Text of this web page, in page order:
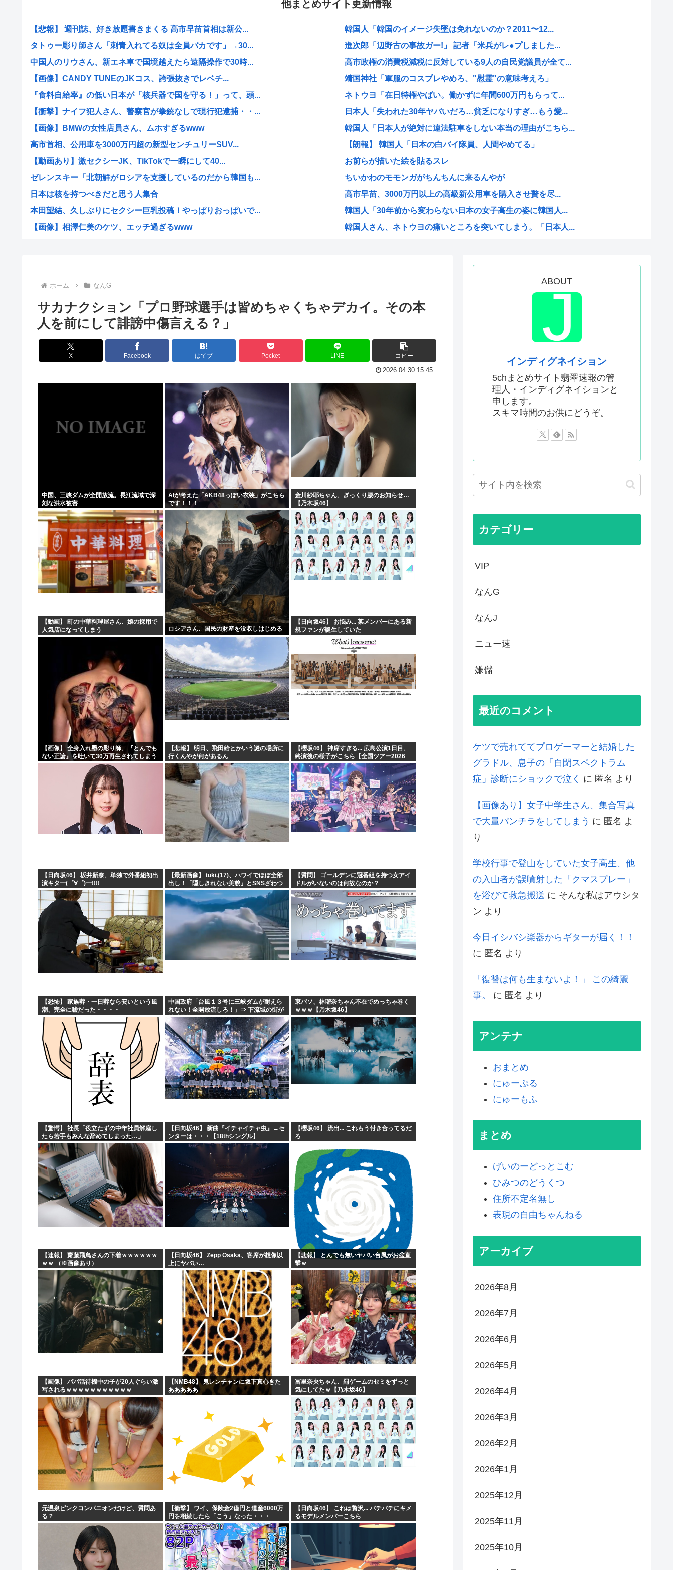
他まとめサイト更新情報
【悲報】 週刊誌、好き放題書きまくる 高市早苗首相は新公...
タトゥー彫り師さん「刺青入れてる奴は全員バカです」→30...
中国人のリウさん、新エネ車で国境越えたら遠隔操作で30時...
【画像】CANDY TUNEのJKコス、誇張抜きでレベチ...
『食料自給率』の低い日本が「核兵器で国を守る！」って、頭...
【衝撃】ナイフ犯人さん、警察官が拳銃なしで現行犯逮捕・・...
【画像】BMWの女性店員さん、ムホすぎるwww
高市首相、公用車を3000万円超の新型センチュリーSUV...
【動画あり】激セクシーJK、TikTokで一瞬にして40...
ゼレンスキー「北朝鮮がロシアを支援しているのだから韓国も...
日本は核を持つべきだと思う人集合
本田望結、久しぶりにセクシー巨乳投稿！やっぱりおっぱいで...
【画像】相澤仁美のケツ、エッチ過ぎるwww
【産経新聞主張】 佐渡金山 韓国は反日を持ち込むな
元ジャンポケ斉藤慎二被告のTikTokライブが拡散 求刑...
K-POPアイドルの約半数が3年後には姿を消す…損益分岐...
浜田雅功、超スパルタ高校時代 夏の思い出に共演者衝撃
ワイ「最近、嫁の夜間外出が増えてる…怪しい…興信所に調査...
【岡山】シャインマスカット200房（時価40万円相当）畑...
焼肉ライクで2170円食べ放題！今どき2170円の肉食べ...
タトゥー彫り師さん「刺青入れてる奴は全員バカです」→30...
【悲報】米農家「もう無理です…」。過去最大の在庫を抱える...
【悲報】大竹しのぶ、原爆の日に「絶対に戦争を放棄する国で...
韓国人「韓国のイメージ失墜は免れないのか？2011〜12...
進次郎「辺野古の事故ガー!」 記者「米兵がレ●プしました...
高市政権の消費税減税に反対している9人の自民党議員が全て...
靖国神社「軍服のコスプレやめろ、"慰霊"の意味考えろ」
ネトウヨ「在日特権やばい。働かずに年間600万円もらって...
日本人「失われた30年ヤバいだろ…貧乏になりすぎ…もう愛...
韓国人「日本人が絶対に違法駐車をしない本当の理由がこちら...
【朗報】 韓国人「日本の白バイ隊員、人間やめてる」
お前らが描いた絵を貼るスレ
ちいかわのモモンガがちんちんに来るんやが
高市早苗、3000万円以上の高級新公用車を購入させ贅を尽...
韓国人「30年前から変わらない日本の女子高生の姿に韓国人...
韓国人さん、ネトウヨの痛いところを突いてしまう。「日本人...
【衝撃】 韓国人「箱根駅伝、走りながら乾杯してた」
夏場のロリコンおま●こが蒸れ蒸れしててエッチなぷりきゅあ...
高市早苗、今日長崎で平和祈念式典に参列して被爆体験者と面...
ワールドトリガー、対A級戦闘試験開始から約1年経過
韓国人「日本の某全国チェーン店の商品写真が話題になってい...
バイデン前米大統領（83）死にそう 再選しなくてよかった...
「原爆はうそ」「放射線の被害はなかった」 信じる若者た...
プリキュア見てる奴らきもすぎんか？さすがに
韓国人「手術中に震度6強の地震、その時の日本の医療スタッ...
NARUTOを一巻から最後まで読んでみたけど、これ駄作じ...
ラジコンのキングタイガーでスズメバチの巣に突撃「ハチから...
ホーム なんG
サカナクション「プロ野球選手は皆めちゃくちゃデカイ。その本
人を前にして誹謗中傷言える？」
X Facebook はてブ Pocket LINE コピー
2026.04.30 15:45
中国、三峡ダムが全開放流。長江流域で深
刻な洪水被害
AIが考えた「AKB48っぽい衣装」がこちら
です！！！
金川紗耶ちゃん、ぎっくり腰のお知らせ…
【乃木坂46】
【動画】 町の中華料理屋さん、娘の採用で
人気店になってしまう
ロシアさん、国民の財産を没収しはじめる
【日向坂46】 お悩み... 某メンバーにある新
規ファンが誕生していた
【画像】 全身入れ墨の彫り師、『とんでも
ない正論』を吐いて30万再生されてしまう
ｗｗｗｗｗｗｗ
【悲報】 明日、飛田給とかいう謎の場所に
行くんやが何があるん
や????・・・・・・・・・
【櫻坂46】 神席すぎる... 広島公演1日目、
終演後の様子がこちら【全国ツアー2026
What’s lonesome?】
【日向坂46】 坂井新奈、単独で外番組初出
演キタ━(゜∀゜)━!!!!
【最新画像】 tuki.(17)、ハワイでほぼ全部
出し！「隠しきれない美貌」とSNSざわつ
く
【質問】 ゴールデンに冠番組を持つ女アイ
ドルがいないのは何故なのか？
【恐怖】 家族葬・一日葬なら安いという風
潮、完全に嘘だった・・・・
中国政府「台風１３号に三峡ダムが耐えら
れない！全開放流しろ！」⇒ 下流域の街が
壊滅状態ｗｗｗｗｗ
東パソ、林瑠奈ちゃん不在でめっちゃ巻く
ｗｗｗ【乃木坂46】
【驚愕】 社長「役立たずの中年社員解雇し
たら若手もみんな辞めてしまった…」
【日向坂46】 新曲『イチャイチャ虫』←セ
ンターは・・・【18thシングル】
【櫻坂46】 流出... これもう付き合ってるだ
ろ
【速報】 齋藤飛鳥さんの下着ｗｗｗｗｗｗ
ｗｗ （※画像あり）
【日向坂46】 Zepp Osaka、客席が想像以
上にヤバい…
【悲報】 とんでも無いヤバい台風がお盆直
撃ｗ
【画像】 パパ活待機中の子が20人ぐらい激
写されるｗｗｗｗｗｗｗｗｗｗｗ
【NMB48】 鬼レンチャンに坂下真心きた
あああああ
冨里奈央ちゃん、罰ゲームのセミをずっと
気にしてたｗ【乃木坂46】
元温泉ピンクコンパニオンだけど、質問あ
る？
【衝撃】 ワイ、保険金2億円と遺産6000万
円を相続したら「こう」なった・・・
【日向坂46】 これは贅沢... バチバチにキメ
るモデルメンバーこちら
ABOUT
インディグネイション
5chまとめサイト翡翠速報の管
理人・インディグネイションと
申します。
スキマ時間のお供にどうぞ。
カテゴリー
VIP
なんG
なんJ
ニュー速
嫌儲
最近のコメント
ケツで売れててプロゲーマーと結婚した
グラドル、息子の「自閉スペクトラム
症」診断にショックで泣く に 匿名 より
【画像あり】女子中学生さん、集合写真
で大量パンチラをしてしまう に 匿名 よ
り
学校行事で登山をしていた女子高生、他
の入山者が誤噴射した「クマスプレー」
を浴びて救急搬送 に そんな私はアウシタ
ン より
今日イシバシ楽器からギターが届く！！
に 匿名 より
「復讐は何も生まないよ！」 この綺麗
事。
に 匿名 より
アンテナ
おまとめ
にゅーぷる
にゅーもふ
まとめ
げいのーどっとこむ
ひみつのどうくつ
住所不定名無し
表現の自由ちゃんねる
アーカイブ
2026年8月
2026年7月
2026年6月
2026年5月
2026年4月
2026年3月
2026年2月
2026年1月
2025年12月
2025年11月
2025年10月